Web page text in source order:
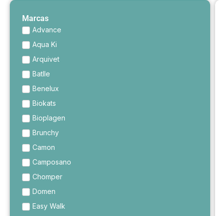
Marcas
Advance
Aqua Ki
Arquivet
Batlle
Benelux
Biokats
Bioplagen
Brunchy
Camon
Camposano
Chomper
Domen
Easy Walk